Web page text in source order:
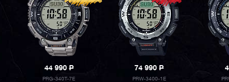
44 990P
PRG-340T-7E
74 990P
PRW-3400-1E